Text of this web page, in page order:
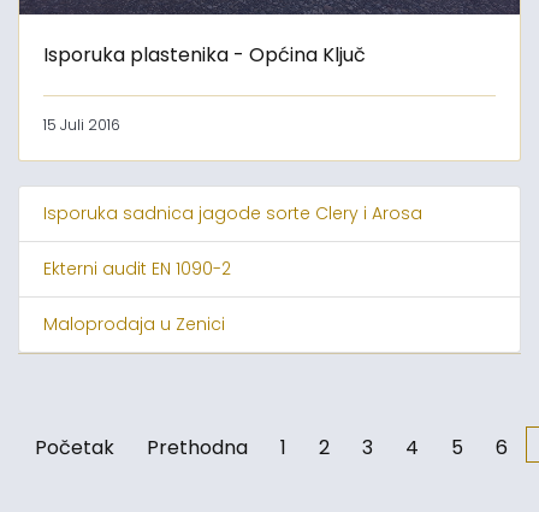
Isporuka plastenika - Općina Ključ
15 Juli 2016
Isporuka sadnica jagode sorte Clery i Arosa
Ekterni audit EN 1090-2
Maloprodaja u Zenici
Početak Prethodna 1 2 3 4 5 6